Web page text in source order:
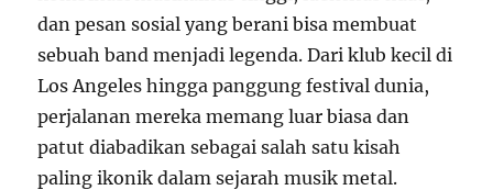
dan pesan sosial yang berani bisa membuat
sebuah band menjadi legenda. Dari klub kecil di
Los Angeles hingga panggung festival dunia,
perjalanan mereka memang luar biasa dan
patut diabadikan sebagai salah satu kisah
paling ikonik dalam sejarah musik metal.